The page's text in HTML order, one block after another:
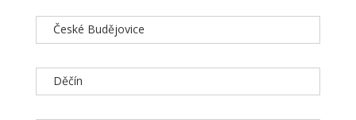
České Budějovice
Děčín